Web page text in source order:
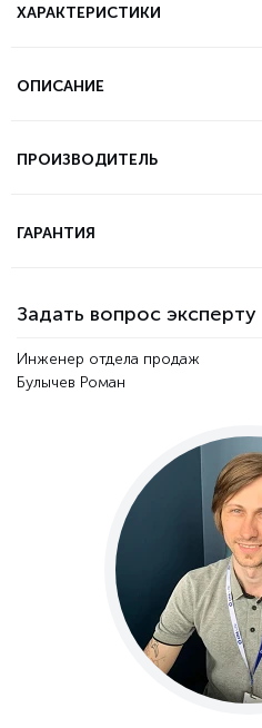
Задать вопрос эксперту
Инженер отдела продаж
Булычев Роман
ХАРАКТЕРИСТИКИ
ОПИСАНИЕ
ПРОИЗВОДИТЕЛЬ
ГАРАНТИЯ